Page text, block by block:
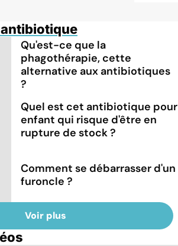
Qu'est-ce que la
phagothérapie, cette
alternative aux antibiotiques
?
Quel est cet antibiotique pour
enfant qui risque d'être en
rupture de stock ?
Comment se débarrasser d'un
furoncle ?
Voir plus